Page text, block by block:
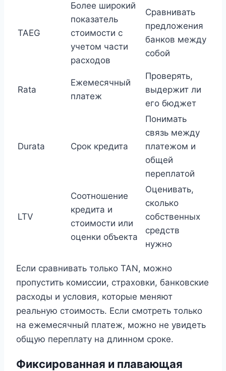
TAEG
Более широкий
показатель
стоимости с
учетом части
расходов
Сравнивать
предложения
банков между
собой
Rata
Ежемесячный
платеж
Проверять,
выдержит ли
его бюджет
Durata Срок кредита
Понимать
связь между
платежом и
общей
переплатой
LTV
Соотношение
кредита и
стоимости или
оценки объекта
Оценивать,
сколько
собственных
средств
нужно
Если сравнивать только TAN, можно
пропустить комиссии, страховки, банковские
расходы и условия, которые меняют
реальную стоимость. Если смотреть только
на ежемесячный платеж, можно не увидеть
общую переплату на длинном сроке.
Фиксированная и плавающая